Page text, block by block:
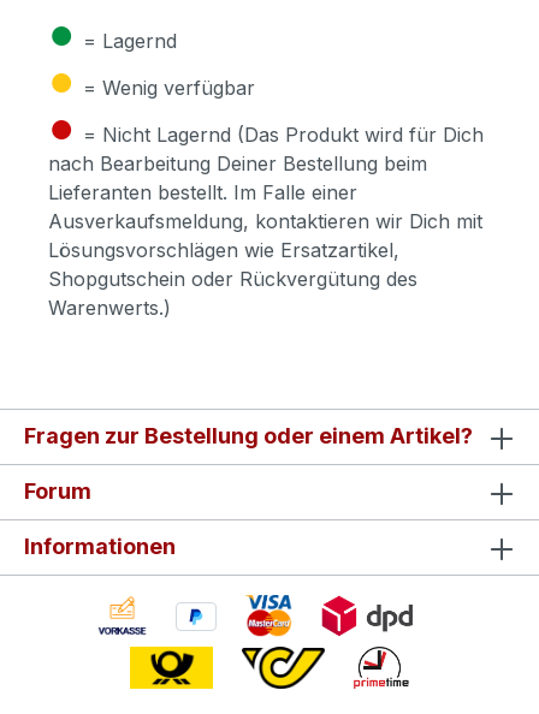
● = Lagernd
● = Wenig verfügbar
● = Nicht Lagernd (Das Produkt wird für Dich
nach Bearbeitung Deiner Bestellung beim
Lieferanten bestellt. Im Falle einer
Ausverkaufsmeldung, kontaktieren wir Dich mit
Lösungsvorschlägen wie Ersatzartikel,
Shopgutschein oder Rückvergütung des
Warenwerts.)
Fragen zur Bestellung oder einem Artikel?
Forum
Informationen